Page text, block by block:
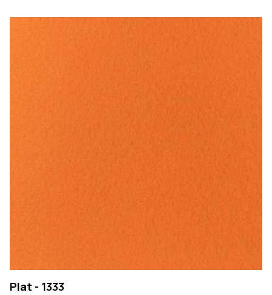
Plat - 1333